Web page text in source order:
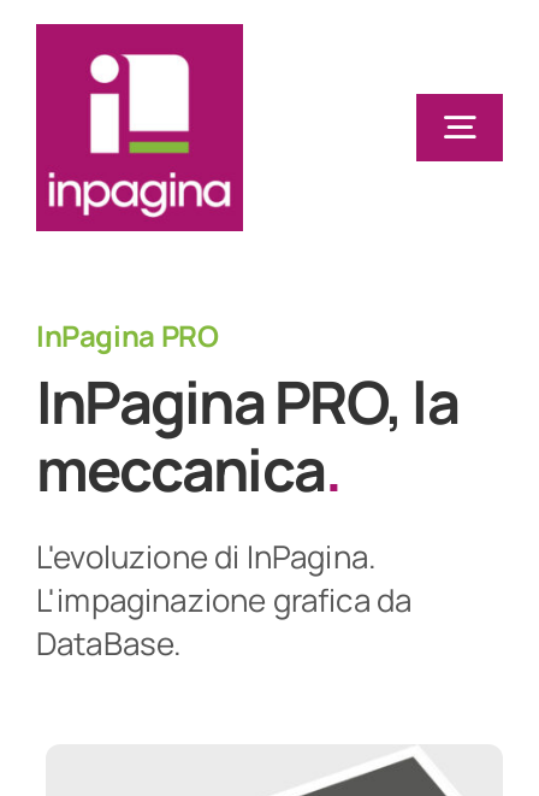
Salta
contenuto
Home
InPagina Plug-in
InPIM
Formazione
News
Prova InPagina! sul tuo computer!
Contatti
InPagina PRO
InPagina PRO, la
meccanica.
L'evoluzione di InPagina.
L'impaginazione grafica da
DataBase.